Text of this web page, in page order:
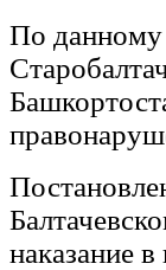
По данному
наказание